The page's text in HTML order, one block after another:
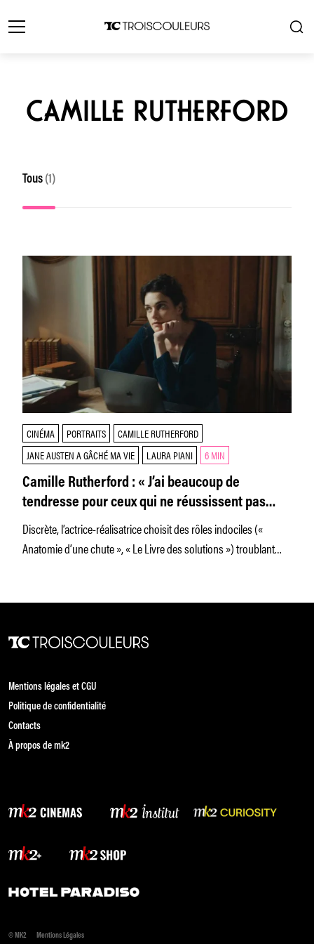
CAMILLE RUTHERFORD
Tous (1)
CINÉMA PORTRAITS
CAMILLE RUTHERFORD
JANE AUSTEN A GÂCHÉ MA VIE
LAURA PIANI 6 MIN
Camille Rutherford : « J’ai beaucoup de
tendresse pour ceux qui ne réussissent pas
tout »
Discrète, l’actrice-réalisatrice choisit des rôles indociles («
Anatomie d’une chute », « Le Livre des solutions ») troublant
Mentions légales et CGU
Politique de confidentialité
Contacts
À propos de mk2
© MK2 Mentions Légales